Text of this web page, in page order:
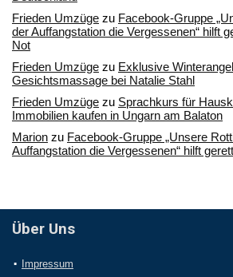
Frieden Umzüge zu Facebook-Gruppe
der Auffangstation die Vergessenen“ hilft
Not
Frieden Umzüge zu Exklusive
Gesichtsmassage bei Natalie Stahl
Frieden Umzüge zu Sprachkurs für
Immobilien kaufen in Ungarn am Balaton
Marion zu Facebook-Gruppe „Unsere
Auffangstation die Vergessenen“ hilft
Über Uns
Impressum